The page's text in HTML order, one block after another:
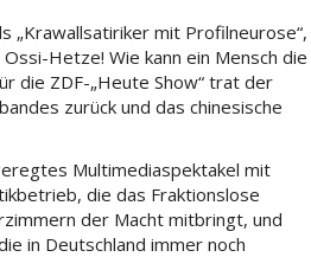
„Krawallsatiriker mit Profilneurose“,
Hetze! Wie kann ein Mensch die
die ZDF-„Heute Show“ trat der
zurück und das chinesische
Multimediaspektakel mit
die das Fraktionslose
der Macht mitbringt, und
in Deutschland immer noch